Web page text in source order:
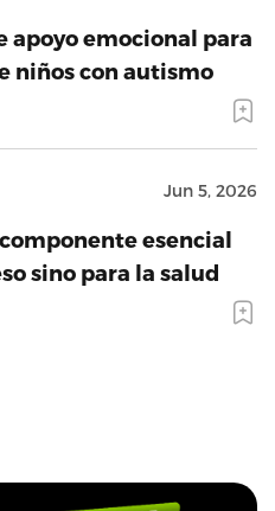
apoyo emocional para
niños con autismo
Jun 5, 2026
esencial
sino para la salud